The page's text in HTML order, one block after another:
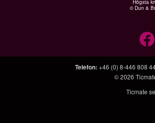
Högsta
© Dun &
Telefon: +46 (0) 8-446 808
© 2026
Ticmate